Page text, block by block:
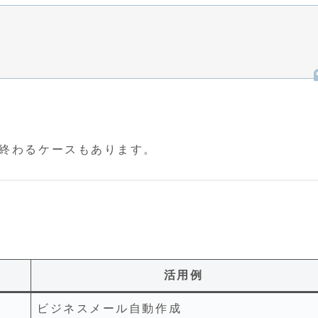
わるケースもあります。
活用例
ビジネスメール自動作成